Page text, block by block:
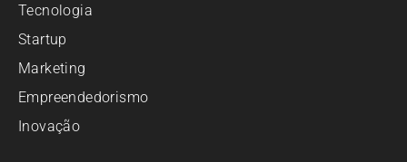
Tecnologia
Startup
Marketing
Empreendedorismo
Inovação